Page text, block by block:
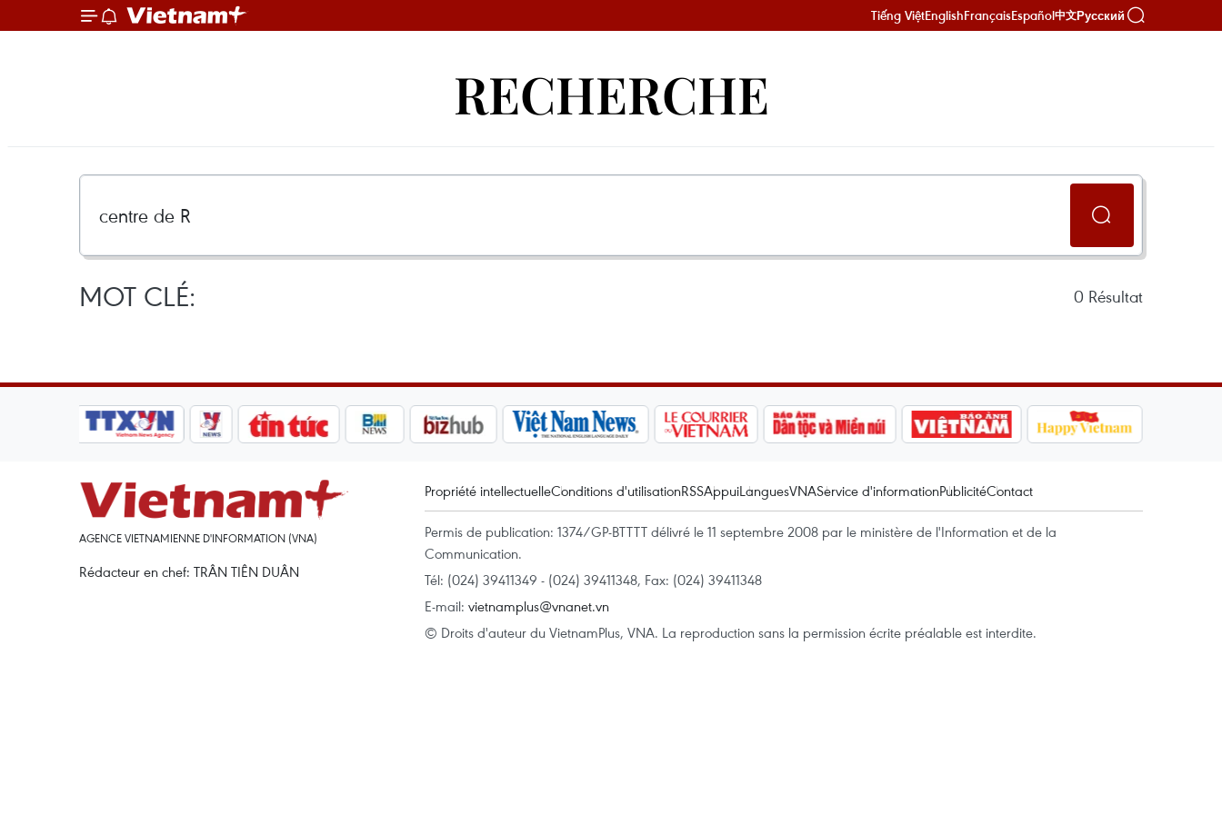
Tiếng ViệtEnglishFrançaisEspañol中文Русский
RECHERCHE
MOT CLÉ: 0 Résultat
AGENCE VIETNAMIENNE D'INFORMATION (VNA)
Rédacteur en chef: TRÂN TIÊN DUÂN
Propriété intellectuelleConditions d'utilisationRSSAppuiLanguesVNAService d'informationPublicitéContact
Permis de publication: 1374/GP-BTTTT délivré le 11 septembre 2008 par le ministère de l'Information et de la
Communication.
Tél: (024) 39411349 - (024) 39411348, Fax: (024) 39411348
E-mail: vietnamplus@vnanet.vn
© Droits d'auteur du VietnamPlus, VNA. La reproduction sans la permission écrite préalable est interdite.